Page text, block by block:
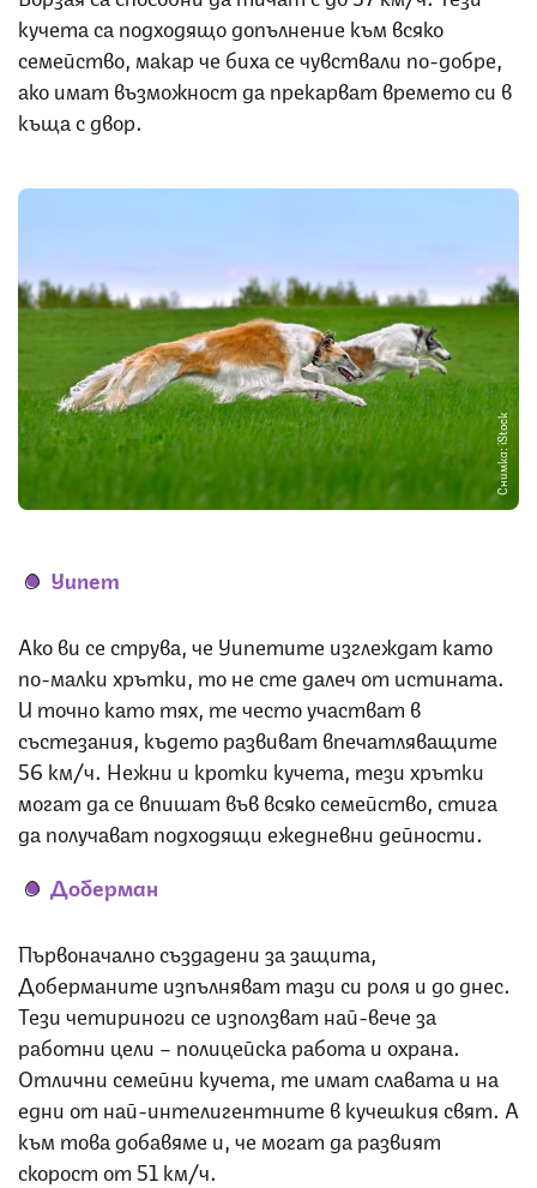
кучета са подходящо допълнение към всяко
семейство, макар че биха се чувствали по-добре,
ако имат възможност да прекарват времето си в
къща с двор.
Снимка: iStock
Уипет
Ако ви се струва, че Уипетите изглеждат като
по-малки хрътки, то не сте далеч от истината.
И точно като тях, те често участват в
състезания, където развиват впечатляващите
56 км/ч. Нежни и кротки кучета, тези хрътки
могат да се впишат във всяко семейство, стига
да получават подходящи ежедневни дейности.
Доберман
Първоначално създадени за защита,
Доберманите изпълняват тази си роля и до днес.
Тези четириноги се използват най-вече за
работни цели – полицейска работа и охрана.
Отлични семейни кучета, те имат славата и на
едни от най-интелигентните в кучешкия свят. А
към това добавяме и, че могат да развият
скорост от 51 км/ч.